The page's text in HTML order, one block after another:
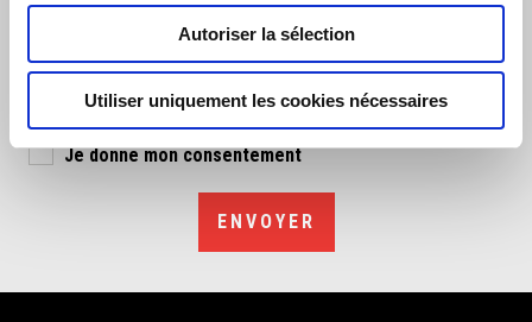
Autoriser la sélection
Utiliser uniquement les cookies nécessaires
À propos du traitement de mes données à caractère personnel destiné à
exigences par Piaggio & C. S.p.A. ou ses Filiales, nommées à cette fin, sous-
traitants du traitement (alinéa D), n° 9 de l'information sur la protection des
Je donne mon consentement
ENVOYER